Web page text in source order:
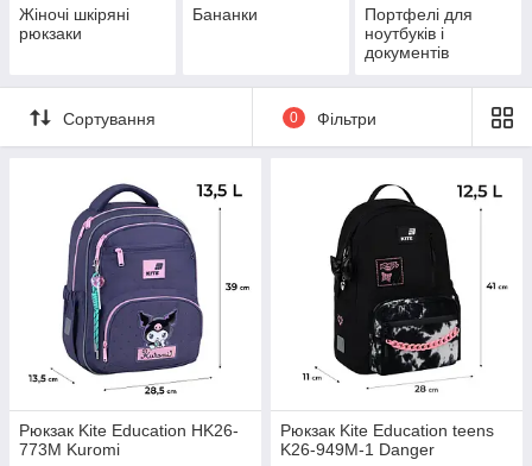
Жіночі шкіряні
рюкзаки
Бананки
Портфелі для
ноутбуків і
документів
Сортування 0 Фільтри
Рюкзак Kite Education HK26-
773M Kuromi
Рюкзак Kite Education teens
K26-949M-1 Danger